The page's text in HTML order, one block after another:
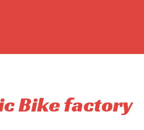
Bike factory